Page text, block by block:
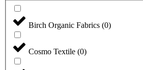
Birch Organic Fabrics (0)
Cosmo Textile (0)